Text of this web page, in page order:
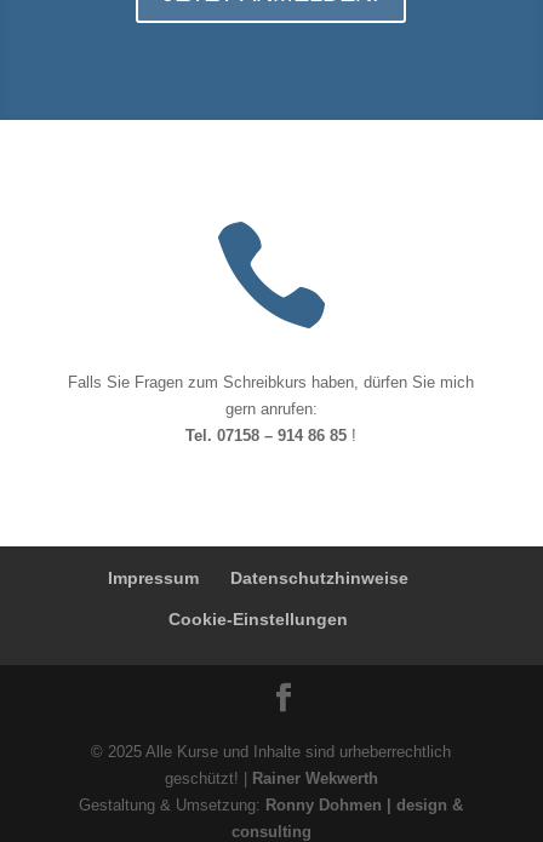

Falls Sie Fragen zum Schreibkurs haben, dürfen Sie mich
gern anrufen:
Tel. 07158 – 914 86 85 !
Impressum Datenschutzhinweise
Cookie-Einstellungen
© 2025 Alle Kurse und Inhalte sind urheberrechtlich
geschützt! |
Rainer Wekwerth
Gestaltung & Umsetzung: Ronny Dohmen | design &
consulting